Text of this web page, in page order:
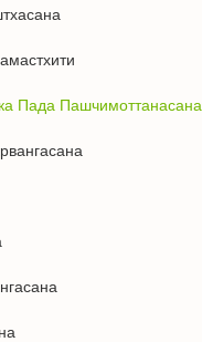
Пада Пашчимоттанасана